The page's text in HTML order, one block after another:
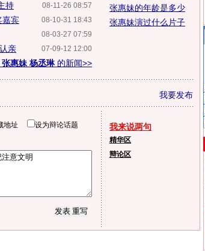
08-11-26 08:57
持
08-10-31 18:43
嘉宾
08-03-27 07:59
07-09-12 12:00
亲
张惠妹 杨丞琳 的新闻>>
张惠妹的年龄是多少
张惠妹演过什么片子
我要发布
地址 设为辩论话题 我来说两句
精华区
辩论区